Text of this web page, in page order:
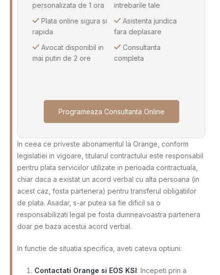
personalizata de 1 ora
Plata online sigura si
rapida
Avocat disponibil in
mai putin de 2 ore
intrebarile tale
Asistenta juridica
fara deplasare
Consultanta
completa
Programeaza Consultanta Online
In ceea ce priveste abonamentul la Orange, conform
legislatiei in vigoare, titularul contractului este responsabil
pentru plata serviciilor utilizate in perioada contractuala,
chiar daca a existat un acord verbal cu alta persoana (in
acest caz, fosta partenera) pentru transferul obligatiilor
de plata. Asadar, s-ar putea sa fie dificil sa o
responsabilizati legal pe fosta dumneavoastra partenera
doar pe baza acestui acord verbal.
In functie de situatia specifica, aveti cateva optiuni:
Contactati Orange si EOS KSI: Incepeti prin a